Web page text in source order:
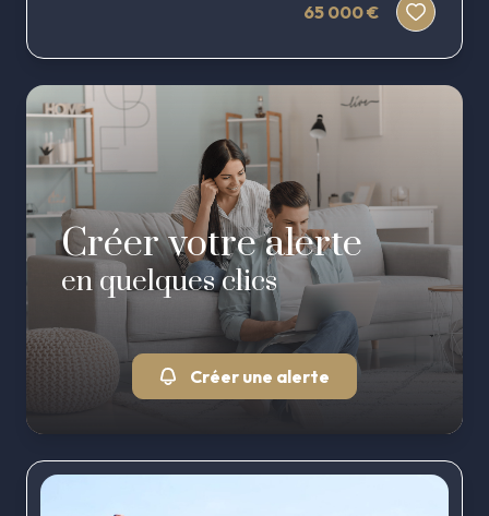
65 000 €
Créer votre alerte
en quelques clics
Créer une alerte